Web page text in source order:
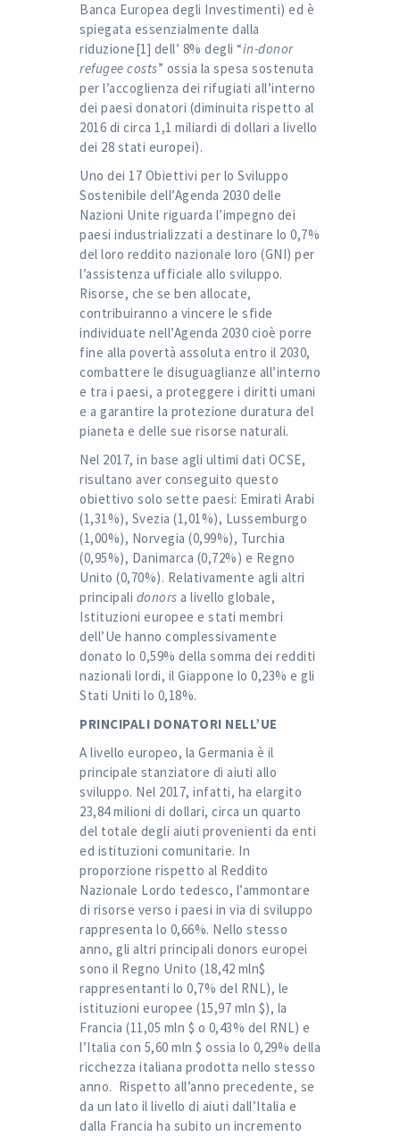
Banca Europea degli Investimenti) ed è
spiegata essenzialmente dalla
riduzione[1] dell’ 8% degli “in-donor
refugee costs” ossia la spesa sostenuta
per l’accoglienza dei rifugiati all’interno
dei paesi donatori (diminuita rispetto al
2016 di circa 1,1 miliardi di dollari a livello
dei 28 stati europei).
Uno dei 17 Obiettivi per lo Sviluppo
Sostenibile dell’Agenda 2030 delle
Nazioni Unite riguarda l’impegno dei
paesi industrializzati a destinare lo 0,7%
del loro reddito nazionale loro (GNI) per
l’assistenza ufficiale allo sviluppo.
Risorse, che se ben allocate,
contribuiranno a vincere le sfide
individuate nell’Agenda 2030 cioè porre
fine alla povertà assoluta entro il 2030,
combattere le disuguaglianze all’interno
e tra i paesi, a proteggere i diritti umani
e a garantire la protezione duratura del
pianeta e delle sue risorse naturali.
Nel 2017, in base agli ultimi dati OCSE,
risultano aver conseguito questo
obiettivo solo sette paesi: Emirati Arabi
(1,31%), Svezia (1,01%), Lussemburgo
(1,00%), Norvegia (0,99%), Turchia
(0,95%), Danimarca (0,72%) e Regno
Unito (0,70%). Relativamente agli altri
principali donors a livello globale,
Istituzioni europee e stati membri
dell’Ue hanno complessivamente
donato lo 0,59% della somma dei redditi
nazionali lordi, il Giappone lo 0,23% e gli
Stati Uniti lo 0,18%.
PRINCIPALI DONATORI NELL’UE
A livello europeo, la Germania è il
principale stanziatore di aiuti allo
sviluppo. Nel 2017, infatti, ha elargito
23,84 milioni di dollari, circa un quarto
del totale degli aiuti provenienti da enti
ed istituzioni comunitarie. In
proporzione rispetto al Reddito
Nazionale Lordo tedesco, l’ammontare
di risorse verso i paesi in via di sviluppo
rappresenta lo 0,66%. Nello stesso
anno, gli altri principali donors europei
sono il Regno Unito (18,42 mln$
rappresentanti lo 0,7% del RNL), le
istituzioni europee (15,97 mln $), la
Francia (11,05 mln $ o 0,43% del RNL) e
l’Italia con 5,60 mln $ ossia lo 0,29% della
ricchezza italiana prodotta nello stesso
anno. Rispetto all’anno precedente, se
da un lato il livello di aiuti dall’Italia e
dalla Francia ha subito un incremento